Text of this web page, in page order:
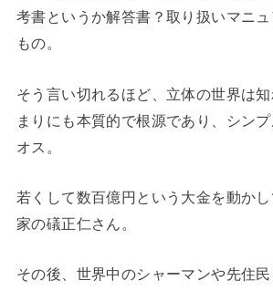
考書というか解答書？取り扱いマニ
もの。
そう言い切れるほど、立体の世界は
まりにも本質的で根源であり、シン
オス。
若くして数百億円という大金を動か
家の礒正仁さん。
その後、世界中のシャーマンや先住